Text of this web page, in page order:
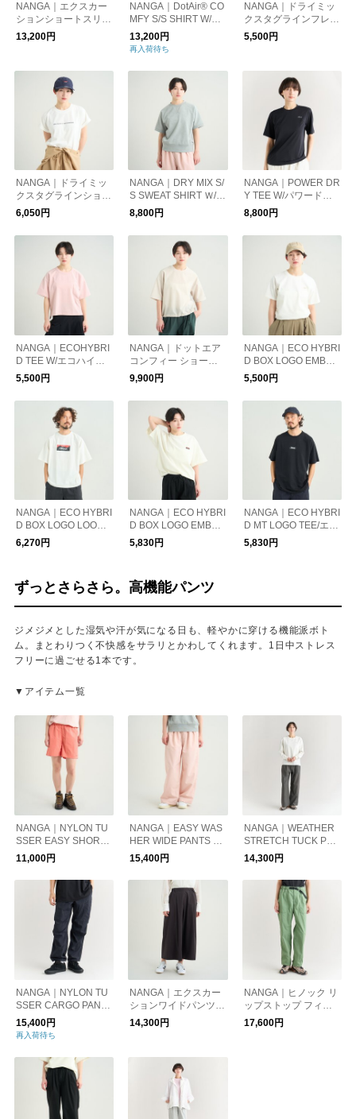
NANGA｜エクスカー
ションショートスリー
ブブラウス （ウィメ
ンズ）/EXCURSION
13,200円
NANGA｜DotAir® CO
MFY S/S SHIRT W/ド
ットエア® コンフィー
ショートスリーブシャ
13,200円
再入荷待ち
NANGA｜ドライミッ
クスタグラインフレン
チスリーブティー
（ウィメンズ）/DRY
W
5,500円
NANGA｜ドライミッ
クスタグラインショー
トスリーブティー（ウ
ィメンズ）/DRY MIX
TAGLINE S/S TEE W
6,050円
NANGA｜DRY MIX S/
S SWEAT SHIRT Ｗ/ド
ライミックス ショー
トスリーブシャツ（
ウィメンズ）
8,800円
NANGA｜POWER DR
Y TEE W/パワードラ
イ Tシャツ (ウィメン
ズ)
8,800円
NANGA｜ECOHYBRI
D TEE W/エコハイブ
リッドTシャツ（ウィ
メンズ）
5,500円
NANGA｜ドットエア
コンフィー ショート
スリーブTシャツ（ウ
ィメンズ）/DotAir CO
MFY S/S TEE W
9,900円
NANGA｜ECO HYBRI
D BOX LOGO EMBRO
IDERY TEE Ｗ
5,500円
NANGA｜ECO HYBRI
D BOX LOGO LOOSE
FIT TEE / エコハイブ
リッド ボックスロゴ
6,270円
NANGA｜ECO HYBRI
D BOX LOGO EMBRO
IDERY TEE / エコハイ
ブリッド ボックスロ
5,830円
NANGA｜ECO HYBRI
D MT LOGO TEE/エコ
ハイブリッド MTロゴ
ティー
5,830円
ずっとさらさら。高機能パンツ
ジメジメとした湿気や汗が気になる日も、軽やかに穿ける機能派ボト
ム。まとわりつく不快感をサラリとかわしてくれます。1日中ストレス
フリーに過ごせる1本です。
▼アイテム一覧
NANGA｜NYLON TU
SSER EASY SHORTS
W/ナイロンタッサー
イージーショーツ
（ウィメンズ）
11,000円
NANGA｜EASY WAS
HER WIDE PANTS W/
イージーワッシャーワ
イドパンツ（ ウィメ
ンズ）
15,400円
NANGA｜WEATHER
STRETCH TUCK PAN
TS W/ウェザーストレ
ッチ タックパンツ
（ウィメンズ）
14,300円
NANGA｜NYLON TU
SSER CARGO PANT
S/ナイロンタッサー
カーゴパンツ
15,400円
再入荷待ち
NANGA｜エクスカー
ションワイドパンツ（
ウィメンズ）/EXCUR
SION WIDE PANTS W
14,300円
NANGA｜ヒノック リ
ップストップ フィー
ルド パンツ(レディー
ス)/HINOC RIPSTOP
17,600円